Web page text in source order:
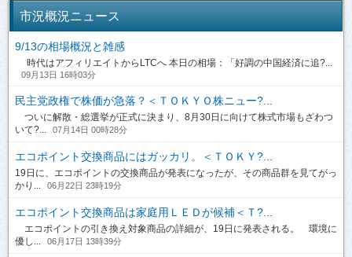
市況概況ニュース
9/13の相場概況と雑感
時代はアフィリエイトからLTCへ 本日の相場：「好調の中国経済に追?...
09月13日 16時03分
民主党政権で株価が急落？＜ＴＯＫＹＯ株ニュー?...
ついに解散・総選挙が正式に決まり、8月30日に向けて株式市場もざわつ
いて?...
07月14日 00時28分
エコポイント交換商品にはガッカリ。＜ＴＯＫＹ?...
19日に、エコポイントの交換商品が発表になったが、その商品群を見てがっ
かり...
06月22日 23時19分
エコポイント交換商品は家庭用ＬＥＤが候補＜Ｔ?...
エコポイントの引き換え対象商品の詳細が、19日に発表される。 環境に
優し...
06月17日 13時39分